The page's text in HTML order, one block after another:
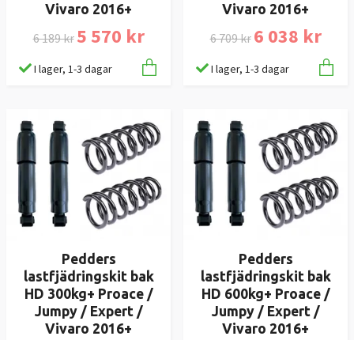
Vivaro 2016+
6 189 kr 5 570 kr
I lager, 1-3 dagar
Vivaro 2016+
6 709 kr 6 038 kr
I lager, 1-3 dagar
Pedders
lastfjädringskit bak
HD 300kg+ Proace /
Jumpy / Expert /
Vivaro 2016+
Pedders
lastfjädringskit bak
HD 600kg+ Proace /
Jumpy / Expert /
Vivaro 2016+